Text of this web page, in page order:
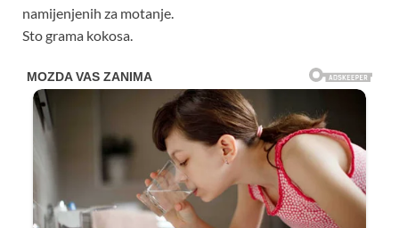
namijenjenih za motanje.
Sto grama kokosa.